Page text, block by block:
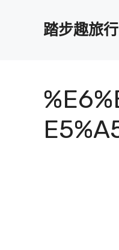
踏步趣旅行